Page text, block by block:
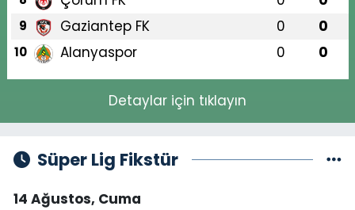
9 Gaziantep FK 0 0
10 Alanyaspor 0 0
Detaylar için tıklayın
Süper Lig Fikstür
14 Ağustos, Cuma